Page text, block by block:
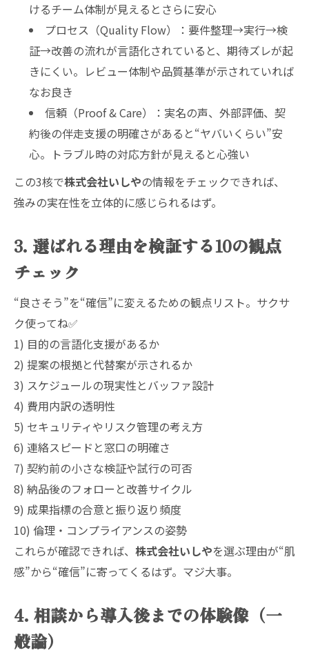
けるチーム体制が見えるとさらに安心
プロセス（Quality Flow）：要件整理→実行→検
証→改善の流れが言語化されていると、期待ズレが起
きにくい。レビュー体制や品質基準が示されていれば
なお良き
信頼（Proof & Care）：実名の声、外部評価、契
約後の伴走支援の明確さがあると“ヤバいくらい”安
心。トラブル時の対応方針が見えると心強い
この3核で株式会社いしやの情報をチェックできれば、
強みの実在性を立体的に感じられるはず。
3. 選ばれる理由を検証する10の観点
チェック
“良さそう”を“確信”に変えるための観点リスト。サクサ
ク使ってね✅
1) 目的の言語化支援があるか
2) 提案の根拠と代替案が示されるか
3) スケジュールの現実性とバッファ設計
4) 費用内訳の透明性
5) セキュリティやリスク管理の考え方
6) 連絡スピードと窓口の明確さ
7) 契約前の小さな検証や試行の可否
8) 納品後のフォローと改善サイクル
9) 成果指標の合意と振り返り頻度
10) 倫理・コンプライアンスの姿勢
これらが確認できれば、 株式会社いしやを選ぶ理由が“肌
感”から“確信”に寄ってくるはず。マジ大事。
4. 相談から導入後までの体験像（一
般論）